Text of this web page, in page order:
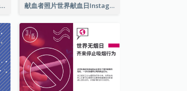
爱护你的宠物Instagram帖子 献血者照片世界献血日Instagram帖子